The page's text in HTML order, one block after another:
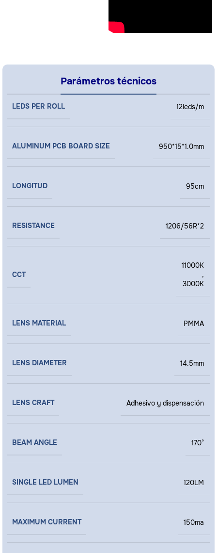
Parámetros técnicos
LEDS PER ROLL 12leds/m
ALUMINUM PCB BOARD SIZE 950*15*1.0mm
LONGITUD 95cm
RESISTANCE 1206/56R*2
CCT
11000K
,
3000K
LENS MATERIAL PMMA
LENS DIAMETER 14.5mm
LENS CRAFT Adhesivo y dispensación
BEAM ANGLE 170°
SINGLE LED LUMEN 120LM
MAXIMUM CURRENT 150ma